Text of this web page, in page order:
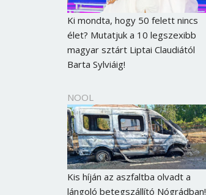
Ki mondta, hogy 50 felett nincs
élet? Mutatjuk a 10 legszexibb
magyar sztárt Liptai Claudiától
Barta Sylviáig!
NOOL
Kis híján az aszfaltba olvadt a
lángoló betegszállító Nógrádban!